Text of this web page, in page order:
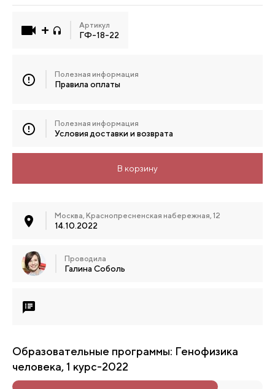
Москва, Краснопресненская набережная, 12
14.10.2022
Проводила
Галина Соболь
Артикул
ГФ-18-22
Полезная информация
Правила оплаты
Полезная информация
Условия доставки и возврата
В корзину
Образовательные программы: Генофизика
человека, 1 курс-2022